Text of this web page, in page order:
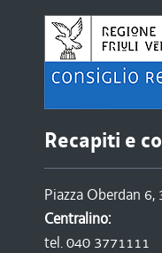
Recapiti e
Piazza Oberdan 6,
Centralino:
tel. 040 3771111